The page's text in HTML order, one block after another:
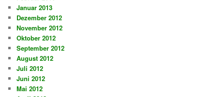
Januar 2013
Dezember 2012
November 2012
Oktober 2012
September 2012
August 2012
Juli 2012
Juni 2012
Mai 2012